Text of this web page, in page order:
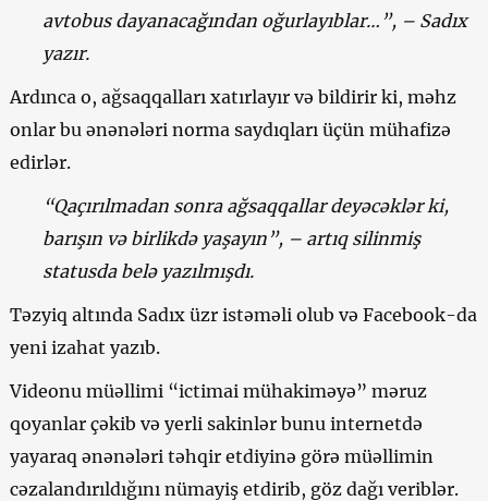
avtobus dayanacağından oğurlayıblar…”, – Sadıx
yazır.
Ardınca o, ağsaqqalları xatırlayır və bildirir ki, məhz
onlar bu ənənələri norma saydıqları üçün mühafizə
edirlər.
“Qaçırılmadan sonra ağsaqqallar deyəcəklər ki,
barışın və birlikdə yaşayın”, – artıq silinmiş
statusda belə yazılmışdı.
Təzyiq altında Sadıx üzr istəməli olub və Facebook-da
yeni izahat yazıb.
Videonu müəllimi “ictimai mühakiməyə” məruz
qoyanlar çəkib və yerli sakinlər bunu internetdə
yayaraq ənənələri təhqir etdiyinə görə müəllimin
cəzalandırıldığını nümayiş etdirib, göz dağı veriblər.